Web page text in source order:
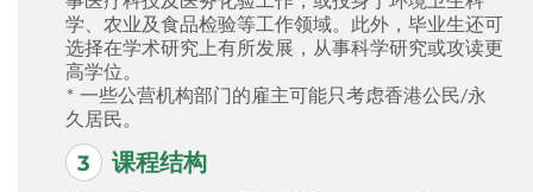
学、农业及食品检验等工作领域。此外，毕业生还可
选择在学术研究上有所发展，从事科学研究或攻读更
高学位。
* 一些公营机构部门的雇主可能只考虑香港公民/永
久居民。
课程结构